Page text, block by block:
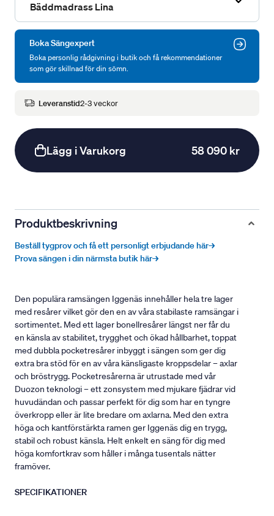
Bäddmadrass Lina
Boka Sängexpert
Boka personlig rådgivning i butik och få rekommendationer
som gör skillnad för din sömn.
Leveranstid2-3 veckor
Lägg i Varukorg 58 090 kr
Produktbeskrivning
Beställ tygprov och få ett personligt erbjudande här→
Prova sängen i din närmsta butik här→
Den populära ramsängen Iggenäs innehåller hela tre lager
med resårer vilket gör den en av våra stabilaste ramsängar i
sortimentet. Med ett lager bonellresårer längst ner får du
en känsla av stabilitet, trygghet och ökad hållbarhet, toppat
med dubbla pocketresårer inbyggt i sängen som ger dig
extra bra stöd för en av våra känsligaste kroppsdelar – axlar
och bröstrygg. Pocketresårerna är utrustade med vår
Duozon teknologi – ett zonsystem med mjukare fjädrar vid
huvudändan och passar perfekt för dig som har en tyngre
överkropp eller är lite bredare om axlarna. Med den extra
höga och kantförstärkta ramen ger Iggenäs dig en trygg,
stabil och robust känsla. Helt enkelt en säng för dig med
höga komfortkrav som håller i många tusentals nätter
framöver.
SPECIFIKATIONER